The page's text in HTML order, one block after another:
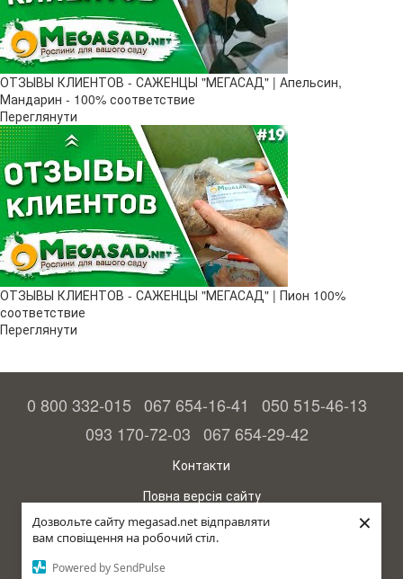
Дозвольте сайту megasad.net відправляти
вам сповіщення на робочий стіл.
Powered by SendPulse
×
ОТЗЫВЫ КЛИЕНТОВ - САЖЕНЦЫ "МЕГАСАД" | Апельсин,
Мандарин - 100% соответствие
Переглянути
ОТЗЫВЫ КЛИЕНТОВ - САЖЕНЦЫ "МЕГАСАД" | Пион 100%
соответствие
Переглянути
0 800 332-015 067 654-16-41
050 515-46-13
093 170-72-03 067 654-29-42
Контакти
Повна версія сайту
© 2015—2026
Megasad – гарантія високого врожаю